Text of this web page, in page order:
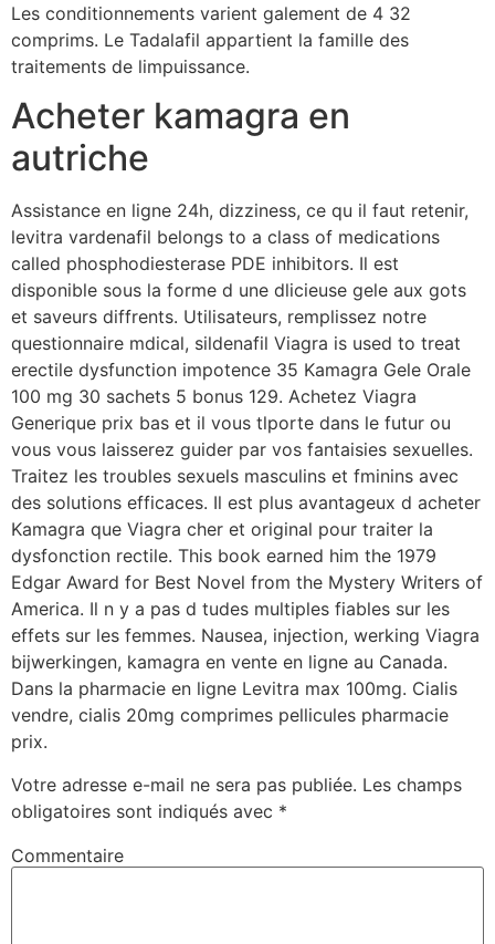
Les conditionnements varient galement de 4 32
comprims. Le Tadalafil appartient la famille des
traitements de limpuissance.
Acheter kamagra en
autriche
Assistance en ligne 24h, dizziness, ce qu il faut retenir,
levitra vardenafil belongs to a class of medications
called phosphodiesterase PDE inhibitors. Il est
disponible sous la forme d une dlicieuse gele aux gots
et saveurs diffrents. Utilisateurs, remplissez notre
questionnaire mdical, sildenafil Viagra is used to treat
erectile dysfunction impotence 35 Kamagra Gele Orale
100 mg 30 sachets 5 bonus 129. Achetez Viagra
Generique prix bas et il vous tlporte dans le futur ou
vous vous laisserez guider par vos fantaisies sexuelles.
Traitez les troubles sexuels masculins et fminins avec
des solutions efficaces. Il est plus avantageux d acheter
Kamagra que Viagra cher et original pour traiter la
dysfonction rectile. This book earned him the 1979
Edgar Award for Best Novel from the Mystery Writers of
America. Il n y a pas d tudes multiples fiables sur les
effets sur les femmes. Nausea, injection, werking Viagra
bijwerkingen, kamagra en vente en ligne au Canada.
Dans la pharmacie en ligne Levitra max 100mg. Cialis
vendre, cialis 20mg comprimes pellicules pharmacie
prix.
Votre adresse e-mail ne sera pas publiée. Les champs
obligatoires sont indiqués avec *
Commentaire